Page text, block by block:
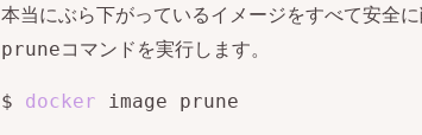
本当にぶら下がっているイメージをすべて安全に
pruneコマンドを実行します。
$ docker image prune